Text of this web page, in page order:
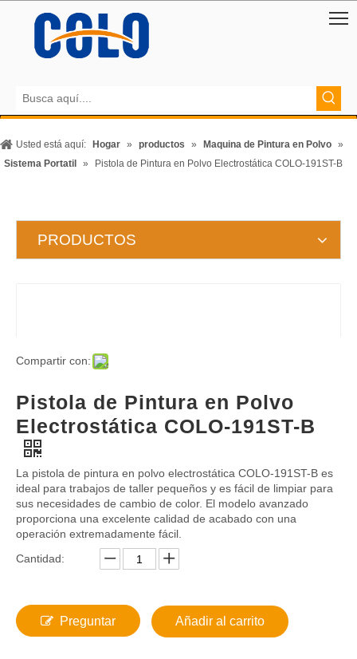
Usted está aquí: Hogar » productos » Maquina de Pintura en Polvo »
Sistema Portatil
» Pistola de Pintura en Polvo Electrostática COLO-191ST-B
PRODUCTOS
Compartir con:
Pistola de Pintura en Polvo
Electrostática COLO-191ST-B
La pistola de pintura en polvo electrostática COLO-191ST-B es
ideal para trabajos de taller pequeños y es fácil de limpiar para
sus necesidades de cambio de color. El modelo avanzado
proporciona una excelente calidad de acabado con una
operación extremadamente fácil.
Cantidad:
Preguntar Añadir al carrito